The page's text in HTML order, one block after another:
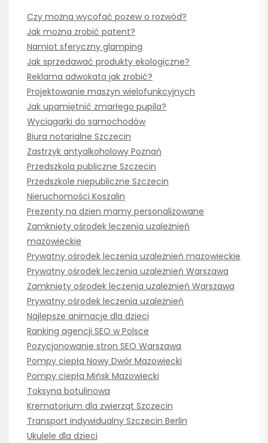
Czy można wycofać pozew o rozwód?
Jak można zrobić patent?
Namiot sferyczny glamping
Jak sprzedawać produkty ekologiczne?
Reklama adwokata jak zrobić?
Projektowanie maszyn wielofunkcyjnych
Jak upamiętnić zmarłego pupila?
Wyciągarki do samochodów
Biura notarialne Szczecin
Zastrzyk antyalkoholowy Poznań
Przedszkola publiczne Szczecin
Przedszkole niepubliczne Szczecin
Nieruchomości Koszalin
Prezenty na dzien mamy personalizowane
Zamknięty ośrodek leczenia uzależnień
mazowieckie
Prywatny ośrodek leczenia uzależnień mazowieckie
Prywatny ośrodek leczenia uzależnień Warszawa
Zamknięty ośrodek leczenia uzależnień Warszawa
Prywatny ośrodek leczenia uzależnień
Najlepsze animacje dla dzieci
Ranking agencji SEO w Polsce
Pozycjonowanie stron SEO Warszawa
Pompy ciepła Nowy Dwór Mazowiecki
Pompy ciepła Mińsk Mazowiecki
Toksyna botulinowa
Krematorium dla zwierząt Szczecin
Transport indywidualny Szczecin Berlin
Ukulele dla dzieci